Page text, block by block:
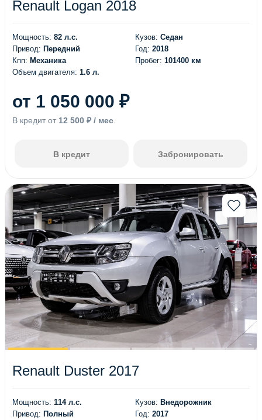
Renault Logan 2018
Мощность: 82 л.с.
Привод: Передний
Кпп: Механика
Объем двигателя: 1.6 л.
Кузов: Седан
Год: 2018
Пробег: 101400 км
от 1 050 000 ₽
В кредит от 12 500 ₽ / мес
В кредит Забронировать
Renault Duster 2017
Мощность: 114 л.с.
Привод: Полный
Кузов: Внедорожник
Год: 2017